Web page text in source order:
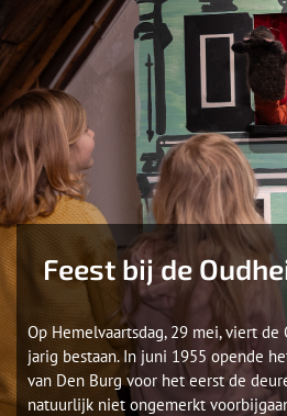
Feest bij de
Op Hemelvaartsdag, 29 mei, viert de
jarig bestaan. In juni 1955 opende
van Den Burg voor het eerst de
natuurlijk niet ongemerkt